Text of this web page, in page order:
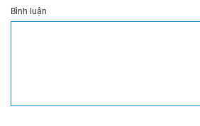
Bình luận